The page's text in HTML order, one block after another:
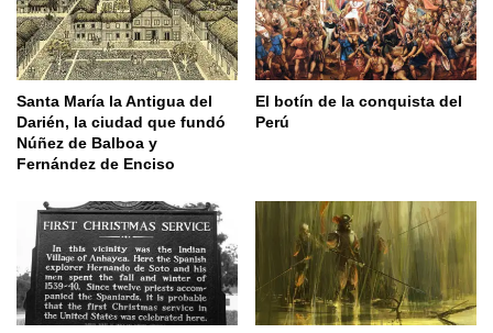
Santa María la Antigua del
Darién, la ciudad que fundó
Núñez de Balboa y
Fernández de Enciso
El botín de la conquista del
Perú